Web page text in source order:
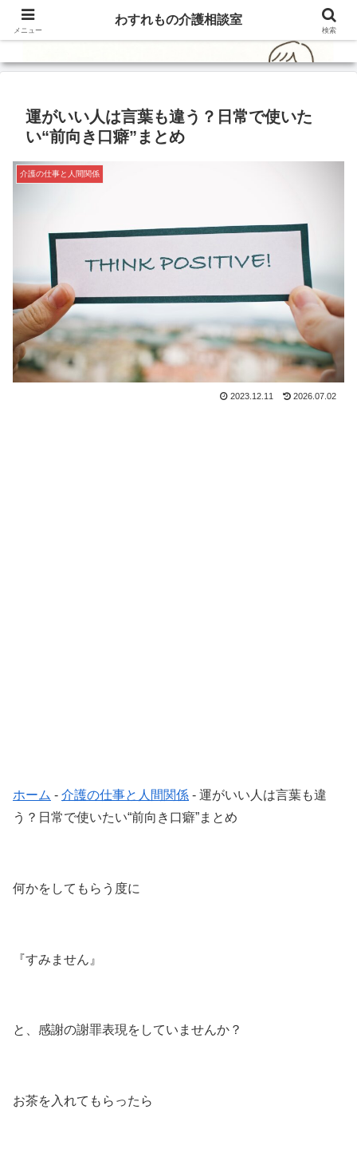
運がいい人は言葉も違う？日常で使いた
い“前向き口癖”まとめ
介護の仕事と人間関係
2023.12.11 2026.07.02
ホーム - 介護の仕事と人間関係 - 運がいい人は言葉も違
う？日常で使いたい“前向き口癖”まとめ
何かをしてもらう度に
『すみません』
と、感謝の謝罪表現をしていませんか？
お茶を入れてもらったら
メニュー
わすれもの介護相談室
検索